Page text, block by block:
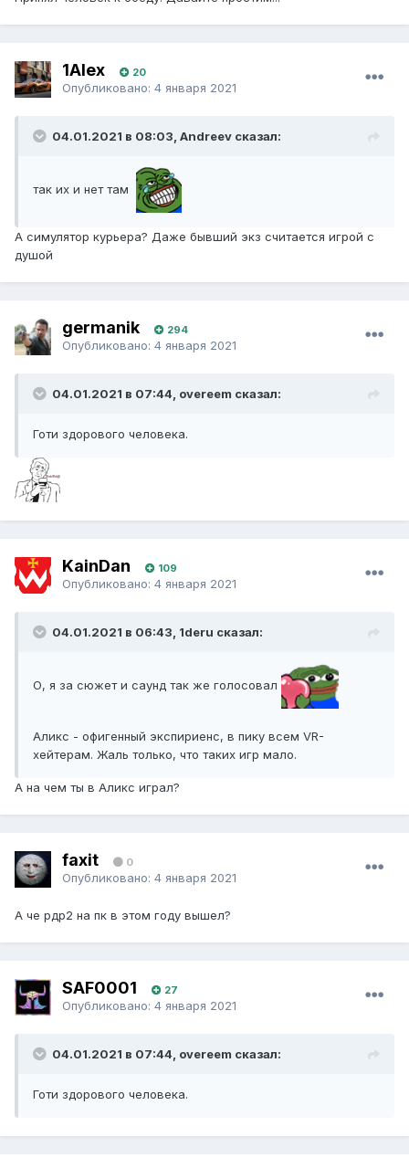
1Alex 20
Опубликовано: 4 января 2021
04.01.2021 в 08:03, Andreev сказал:
так их и нет там
А симулятор курьера? Даже бывший экз считается игрой с
душой
germanik 294
Опубликовано: 4 января 2021
04.01.2021 в 07:44, overeem сказал:
Готи здорового человека.
KainDan 109
Опубликовано: 4 января 2021
04.01.2021 в 06:43, 1deru сказал:
О, я за сюжет и саунд так же голосовал
Аликс - офигенный экспириенс, в пику всем VR-
хейтерам. Жаль только, что таких игр мало.
А на чем ты в Аликс играл?
faxit 0
Опубликовано: 4 января 2021
А че рдр2 на пк в этом году вышел?
SAF0001 27
Опубликовано: 4 января 2021
04.01.2021 в 07:44, overeem сказал:
Готи здорового человека.